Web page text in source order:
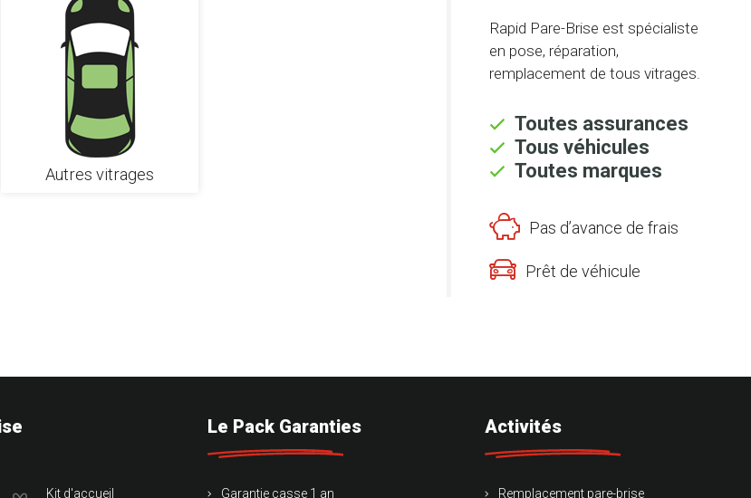
Autres vitrages
Rapid Pare-Brise est spécialiste
en pose, réparation,
remplacement de tous vitrages.
Toutes assurances
Tous véhicules
Toutes marques
Pas d’avance de frais
Prêt de véhicule
Kit d'accueil
Le Pack Garanties
Garantie casse 1 an
Activités
Remplacement pare-brise